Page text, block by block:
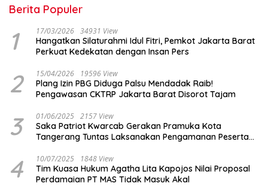
Berita Populer
1 17/03/2026 34931 View
Hangatkan Silaturahmi Idul Fitri, Pemkot Jakarta Barat
Perkuat Kedekatan dengan Insan Pers
2 15/04/2026 19596 View
Plang Izin PBG Diduga Palsu Mendadak Raib!
Pengawasan CKTRP Jakarta Barat Disorot Tajam
3 01/06/2025 2157 View
Saka Patriot Kwarcab Gerakan Pramuka Kota
Tangerang Tuntas Laksanakan Pengamanan Peserta
4 10/07/2025 1848 View
Tim Kuasa Hukum Agatha Lita Kapojos Nilai Proposal
Perdamaian PT MAS Tidak Masuk Akal